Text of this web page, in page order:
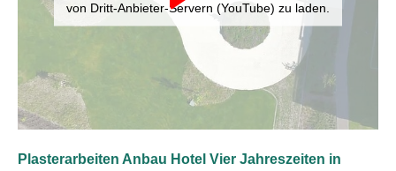
von Dritt-Anbieter-Servern (YouTube) zu laden.
Plasterarbeiten Anbau Hotel Vier Jahreszeiten in